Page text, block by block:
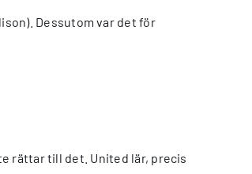
Dessutom var det för
rättar till det. United lär, precis